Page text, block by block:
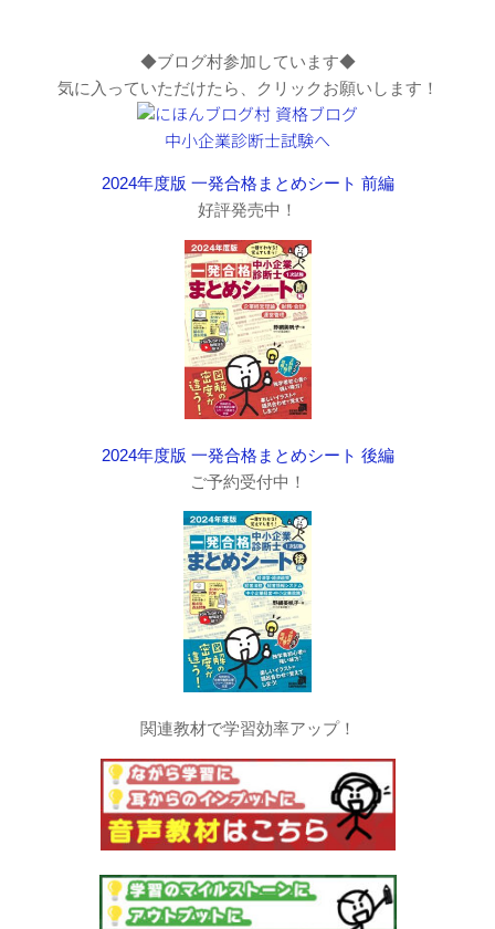
◆ブログ村参加しています◆
気に入っていただけたら、クリックお願いします！
2024年度版 一発合格まとめシート 前編
好評発売中！
2024年度版 一発合格まとめシート 後編
ご予約受付中！
関連教材で学習効率アップ！